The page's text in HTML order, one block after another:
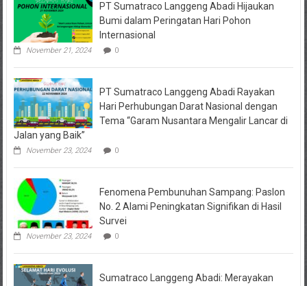
PT Sumatraco Langgeng Abadi Hijaukan
Bumi dalam Peringatan Hari Pohon
Internasional
November 21, 2024 0
PT Sumatraco Langgeng Abadi Rayakan
Hari Perhubungan Darat Nasional dengan
Tema “Garam Nusantara Mengalir Lancar di
Jalan yang Baik”
November 23, 2024 0
Fenomena Pembunuhan Sampang: Paslon
No. 2 Alami Peningkatan Signifikan di Hasil
Survei
November 23, 2024 0
Sumatraco Langgeng Abadi: Merayakan